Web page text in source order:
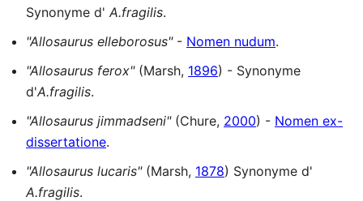
Synonyme d' A.fragilis.
"Allosaurus elleborosus"- Nomen nudum.
"Allosaurus ferox"(Marsh, 1896) - Synonyme
d'A.fragilis.
"Allosaurus jimmadseni"(Chure, 2000) - Nomen ex-
dissertatione.
"Allosaurus lucaris"(Marsh, 1878) Synonyme d'
A.fragilis.